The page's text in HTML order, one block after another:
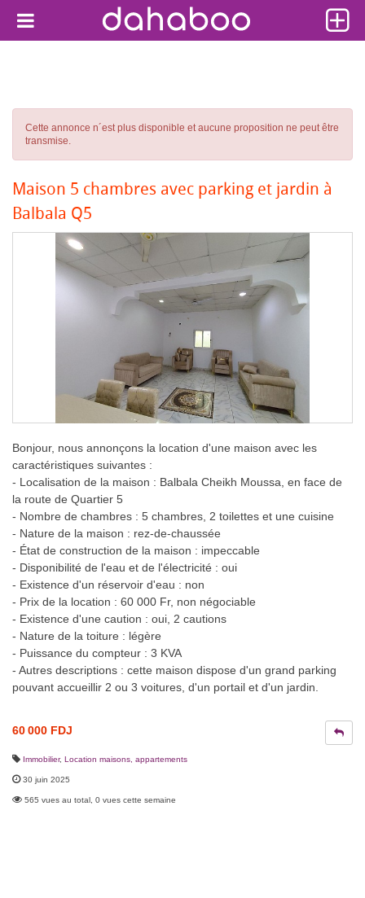
Cette annonce n´est plus disponible et aucune proposition ne peut être
transmise.
Maison 5 chambres avec parking et jardin à
Balbala Q5
Bonjour, nous annonçons la location d'une maison avec les
caractéristiques suivantes :
- Localisation de la maison : Balbala Cheikh Moussa, en face de
la route de Quartier 5
- Nombre de chambres : 5 chambres, 2 toilettes et une cuisine
- Nature de la maison : rez-de-chaussée
- État de construction de la maison : impeccable
- Disponibilité de l'eau et de l'électricité : oui
- Existence d'un réservoir d'eau : non
- Prix de la location : 60 000 Fr, non négociable
- Existence d'une caution : oui, 2 cautions
- Nature de la toiture : légère
- Puissance du compteur : 3 KVA
- Autres descriptions : cette maison dispose d'un grand parking
pouvant accueillir 2 ou 3 voitures, d'un portail et d'un jardin.
60 000 FDJ
Immobilier, Location maisons, appartements
30 juin 2025
565 vues au total, 0 vues cette semaine